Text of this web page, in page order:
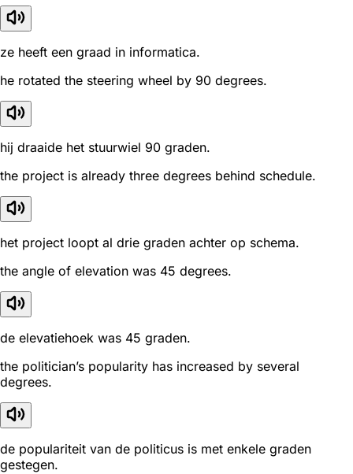
ze heeft een graad in informatica.
he rotated the steering wheel by 90 degrees.
hij draaide het stuurwiel 90 graden.
the project is already three degrees behind schedule.
het project loopt al drie graden achter op schema.
the angle of elevation was 45 degrees.
de elevatiehoek was 45 graden.
the politician’s popularity has increased by several
degrees.
de populariteit van de politicus is met enkele graden
gestegen.